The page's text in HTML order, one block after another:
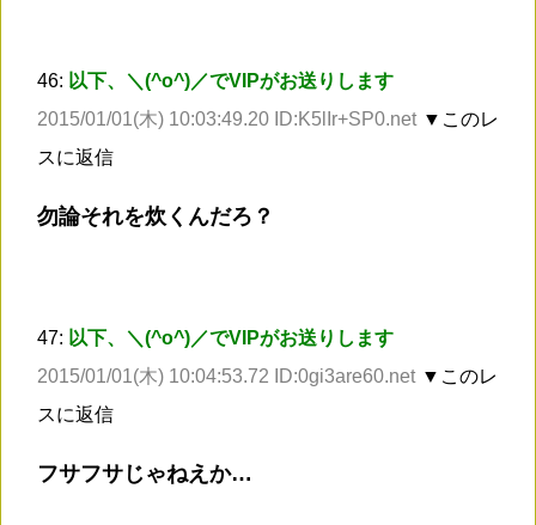
46: 以下、＼(^o^)／でVIPがお送りします
2015/01/01(木) 10:03:49.20 ID:K5lIr+SP0.net ▼このレ
スに返信
勿論それを炊くんだろ？
47: 以下、＼(^o^)／でVIPがお送りします
2015/01/01(木) 10:04:53.72 ID:0gi3are60.net ▼このレ
スに返信
フサフサじゃねえか…